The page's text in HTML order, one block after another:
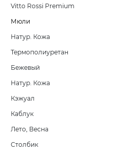
Vitto Rossi Premium
Мюли
Натур. Кожа
Термополиуретан
Бежевый
Натур. Кожа
Кэжуал
Каблук
Лето, Весна
Столбик